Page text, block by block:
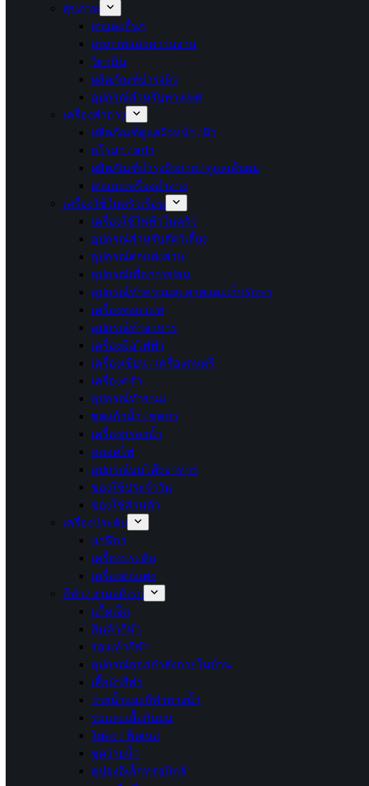
สุขภาพ
ยาและอื่นๆ
สุขภาพและความงาม
วิตามิน
ผลิตภัณฑ์บำรุงผิว
อุปกรณ์สำหรับทางเพศ
เครื่องสำอาง
ผลิตภัณฑ์ดูแลผิวหน้า / ผิว
อโรม่า / สปา
ผลิตภัณฑ์บำรุงผิวกาย / ดูแลเส้นผม
ยาและเครื่องสำอาง
เครื่องใช้ในครัวเรือน
เครื่องใช้ไฟฟ้าในครัว
อุปกรณ์สำหรับสัตว์เลี้ยง
อุปกรณ์ตกแต่งสวน
อุปกรณ์เพื่อการซ่อม
อุปกรณ์ทำความสะอาดและเก็บรักษา
เครื่องชงกาแฟ
อุปกรณ์ทำอาหาร
เครื่องมือไฟฟ้า
เครื่องเขียน / เครื่องดนตรี
เครื่องครัว
อุปกรณ์ทำขนม
ชุดแก้วน้ำ / ชุดชา
เครื่องกรองน้ำ
หลอดไฟ
อุปกรณ์บนโต๊ะอาหาร
ของใช้ประจำวัน
ของใช้ส่วนตัว
เครื่องประดับ
นาฬิกา
เครื่องประดับ
เครื่องตกแต่ง
กีฬา / งานอดิเรก
แก็ดเจ็ต
สินค้ากีฬา
รองเท้ากีฬา
อุปกรณ์ออกกำลังกายในบ้าน
เสื้อผ้ากีฬา
ว่ายน้ำและกีฬาทางน้ำ
ร่มและเสื้อกันฝน
โยคะ / ฟิตเนส
ชุดว่ายน้ำ
คูปองอิเล็กทรอนิกส์